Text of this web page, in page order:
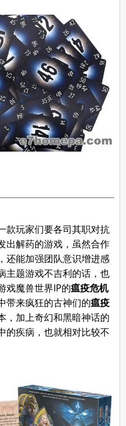
款玩家们要各司其职对抗
出解药的游戏，虽然合作
还能加强团队意识增进感
主题游戏不吉利的话，也
戏魔兽世界IP的瘟疫危机
带来疯狂的古神们的瘟疫
，加上奇幻和黑暗神话的
的疾病，也就相对比较不